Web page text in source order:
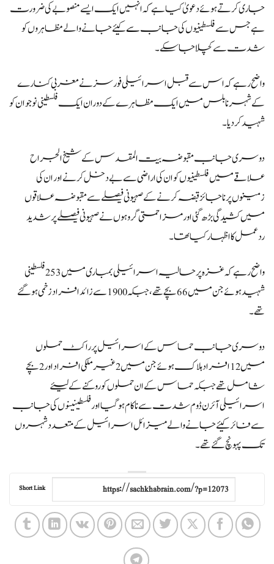
جاری کرتے ہوئے دعویٰ کیا ہے کہ انہیں ایک ایسے منصوبے کی ضرورت
ہے جس سے فلسطینیوں کی جانبسےکیئے جانے والے مظاہروں کو
شدت سے کچلا جاسکے۔
واضح رہے کہ اس سے قبل اسرائیلی فورسز نے مغربی کنارے
کے شہر نابلس میں ایک مظاہرے کے دوران ایک فلسطینی نوجوان کو
شہید کردیا۔
دوسری جانب مقبوضہ بیت المقدس کے شیخ الجراح
علاقے میں فلسطینیوں کو ان کی اراضی سے بے دخل کرنے اور ان کی
زمینوں پر ناجائز قبضہ کرنے کے صہیونی فیصلے سے مقبوضہ علاقوں
میں کشیدگی بڑھ گئی اور مزاحمتی گروہوں نے صہیونی فیصلے پر شدید
ردعمل کا اظہار کیا تھا۔
واضح رہے کہ غزہ پر حالیہ اسرائیلی بمباری میں 253 فلسطینی
شہید ہوئے جن میں 66 بچے تھے، جبکہ 1900 سے زائد افراد زخمی ہوگئے
تھے۔
دوسری جانب حماس کے اسرائیل پر راکٹ حملوں
میں 12 افراد ہلاک ہوئے جن میں 2 غیرملکی افراد اور 2 بچے
شامل تھے جبکہ حماس کے ان حملوں کو روکنے کے لیئے
اسرائیلی آئرن ڈوم شدت سے ناکام ہوگیا اور فلسطینینوں کی جانب
سے فائر کیئے جانے والے میزائل اسرائیل کے متعدد شہروں
تک پہونچ گئے تھے۔
Short Link